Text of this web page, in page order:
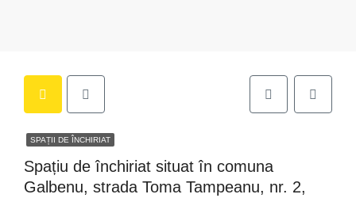
SPAȚII DE ÎNCHIRIAT
Spațiu de închiriat situat în comuna
Galbenu, strada Toma Tampeanu, nr. 2,